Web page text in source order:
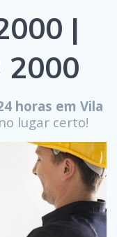
|
2000
horas em Vila
lugar certo!